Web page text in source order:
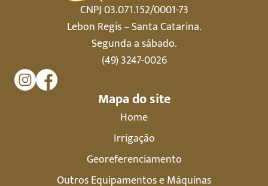
CNPJ 03.071.152/0001-73
Lebon Regis – Santa Catarina.
Segunda a sábado.
(49) 3247-0026
Mapa do site
Home
Irrigação
Georeferenciamento
Outros Equipamentos e Máquinas